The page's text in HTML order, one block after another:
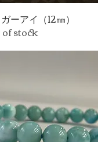
Quick View
ーアイ（12㎜）
stock